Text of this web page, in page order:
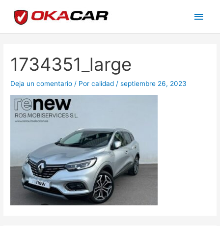
1734351_large
Deja un comentario / Porcalidad /septiembre 26, 2023